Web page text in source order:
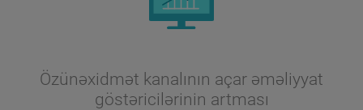
Özünəxidmət kanalının açar əməliyyat
göstəricilərinin artması